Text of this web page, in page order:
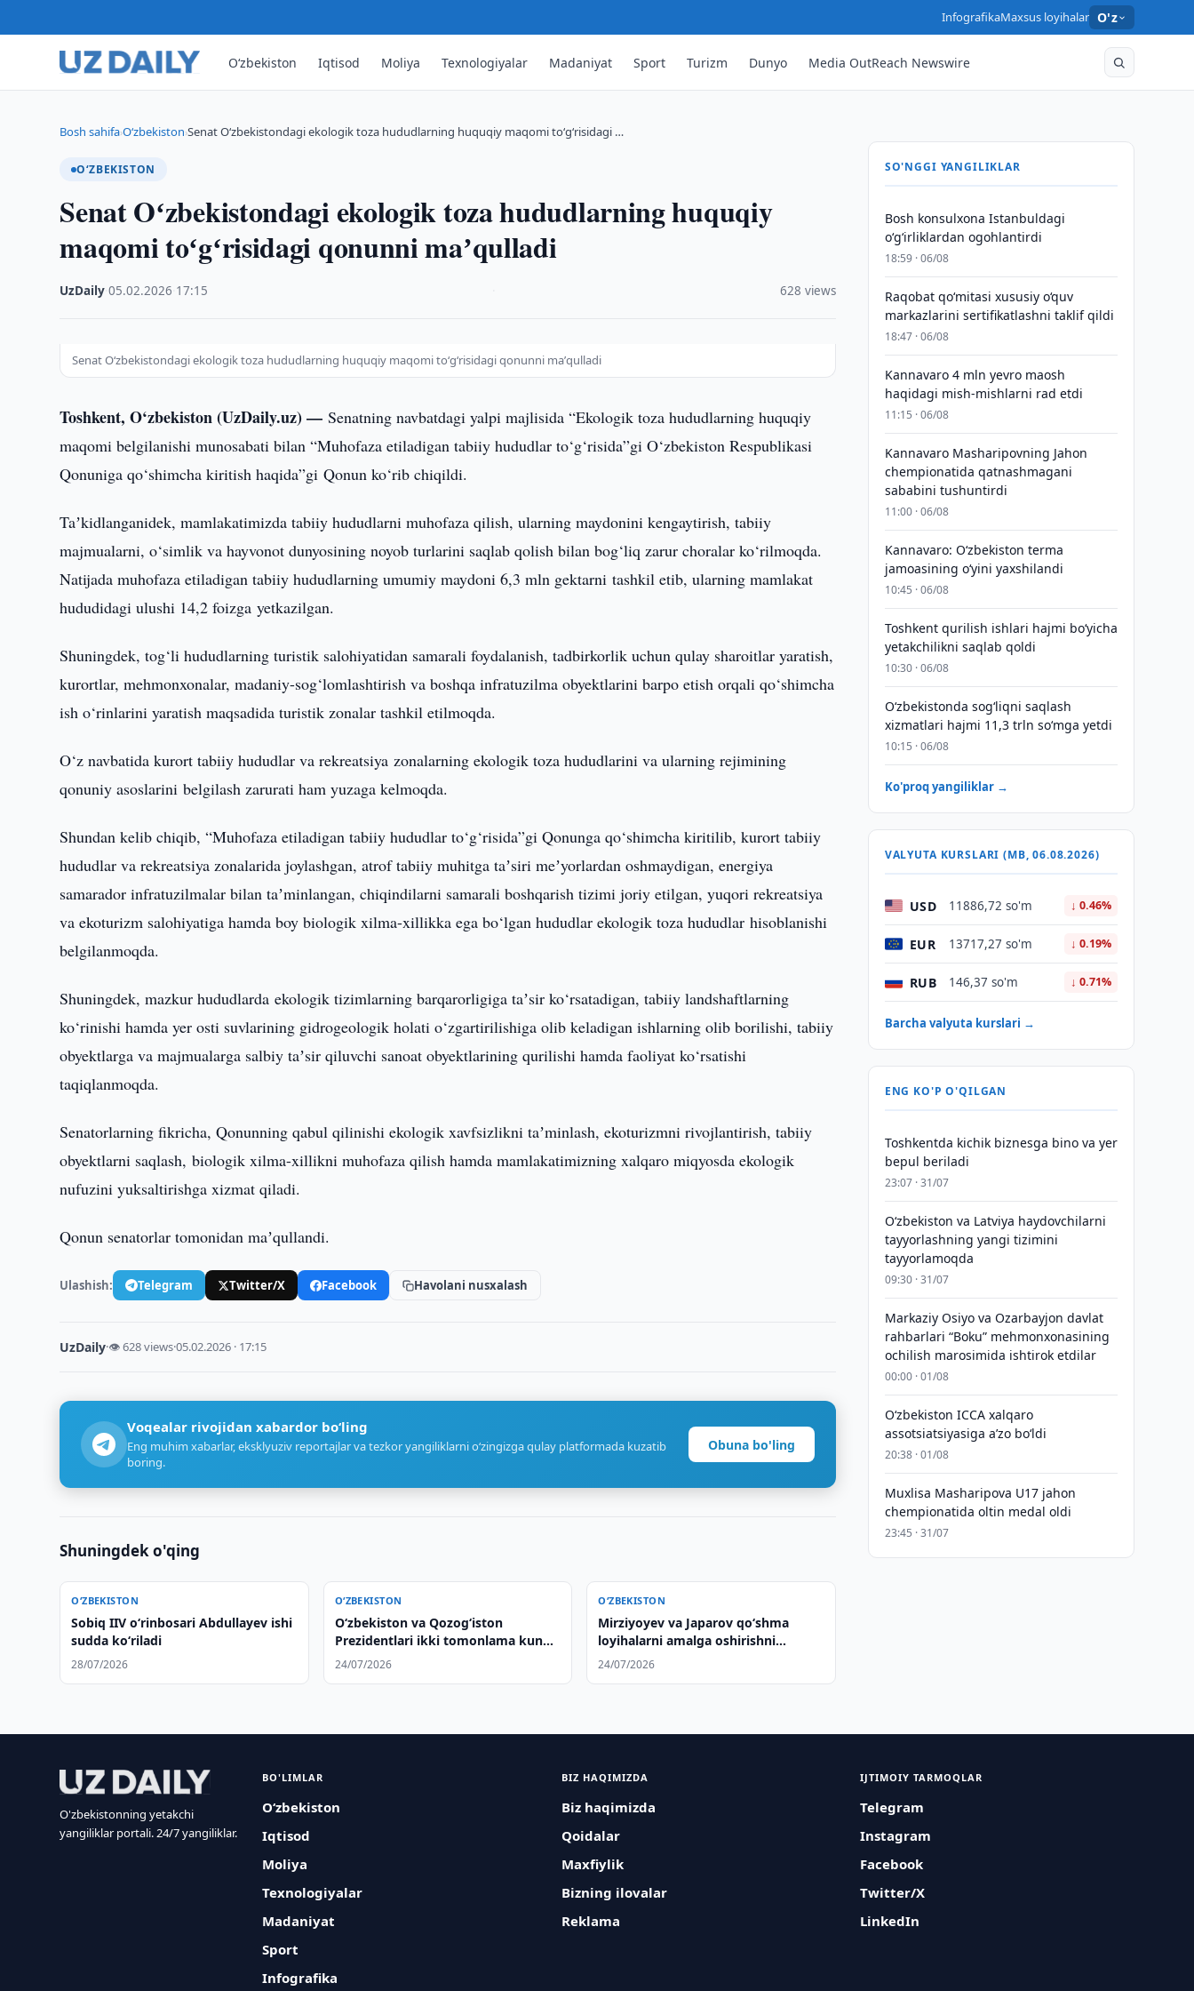
InfografikaMaxsus loyihalar O'z
O‘zbekiston Iqtisod Moliya Texnologiyalar Madaniyat Sport Turizm Dunyo Media OutReach Newswire
Bosh sahifa›O‘zbekiston›Senat Oʻzbekistondagi ekologik toza hududlarning huquqiy maqomi toʻgʻrisidagi …
O‘ZBEKISTON
Senat Oʻzbekistondagi ekologik toza hududlarning huquqiy
maqomi toʻgʻrisidagi qonunni maʼqulladi
UzDaily ·05.02.2026 17:15 628 views
Senat Oʻzbekistondagi ekologik toza hududlarning huquqiy maqomi toʻgʻrisidagi qonunni maʼqulladi
Toshkent, O‘zbekiston (UzDaily.uz) —Senatning navbatdagi yalpi majlisida “Ekologik toza hududlarning huquqiy
maqomi belgilanishi munosabati bilan “Muhofaza etiladigan tabiiy hududlar to‘g‘risida”gi O‘zbekiston Respublikasi
Qonuniga qo‘shimcha kiritish haqida”gi Qonun ko‘rib chiqildi.
Taʼkidlanganidek, mamlakatimizda tabiiy hududlarni muhofaza qilish, ularning maydonini kengaytirish, tabiiy
majmualarni, o‘simlik va hayvonot dunyosining noyob turlarini saqlab qolish bilan bog‘liq zarur choralar ko‘rilmoqda.
Natijada muhofaza etiladigan tabiiy hududlarning umumiy maydoni 6,3 mln gektarni tashkil etib, ularning mamlakat
hududidagi ulushi 14,2 foizga yetkazilgan.
Shuningdek, tog‘li hududlarning turistik salohiyatidan samarali foydalanish, tadbirkorlik uchun qulay sharoitlar yaratish,
kurortlar, mehmonxonalar, madaniy-sog‘lomlashtirish va boshqa infratuzilma obyektlarini barpo etish orqali qo‘shimcha
ish o‘rinlarini yaratish maqsadida turistik zonalar tashkil etilmoqda.
O‘z navbatida kurort tabiiy hududlar va rekreatsiya zonalarning ekologik toza hududlarini va ularning rejimining
qonuniy asoslarini belgilash zarurati ham yuzaga kelmoqda.
Shundan kelib chiqib, “Muhofaza etiladigan tabiiy hududlar to‘g‘risida”gi Qonunga qo‘shimcha kiritilib, kurort tabiiy
hududlar va rekreatsiya zonalarida joylashgan, atrof tabiiy muhitga taʼsiri meʼyorlardan oshmaydigan, energiya
samarador infratuzilmalar bilan taʼminlangan, chiqindilarni samarali boshqarish tizimi joriy etilgan, yuqori rekreatsiya
va ekoturizm salohiyatiga hamda boy biologik xilma-xillikka ega bo‘lgan hududlar ekologik toza hududlar hisoblanishi
belgilanmoqda.
Shuningdek, mazkur hududlarda ekologik tizimlarning barqarorligiga taʼsir ko‘rsatadigan, tabiiy landshaftlarning
ko‘rinishi hamda yer osti suvlarining gidrogeologik holati o‘zgartirilishiga olib keladigan ishlarning olib borilishi, tabiiy
obyektlarga va majmualarga salbiy taʼsir qiluvchi sanoat obyektlarining qurilishi hamda faoliyat ko‘rsatishi
taqiqlanmoqda.
Senatorlarning fikricha, Qonunning qabul qilinishi ekologik xavfsizlikni taʼminlash, ekoturizmni rivojlantirish, tabiiy
obyektlarni saqlash, biologik xilma-xillikni muhofaza qilish hamda mamlakatimizning xalqaro miqyosda ekologik
nufuzini yuksaltirishga xizmat qiladi.
Qonun senatorlar tomonidan maʼqullandi.
Ulashish: Telegram Twitter/X Facebook Havolani nusxalash
UzDaily·👁 628 views·05.02.2026 · 17:15
Voqealar rivojidan xabardor bo‘ling
Eng muhim xabarlar, eksklyuziv reportajlar va tezkor yangiliklarni o‘zingizga qulay platformada kuzatib
boring.
Obuna bo'ling
Shuningdek o'qing
O‘ZBEKISTON
Sobiq IIV o‘rinbosari Abdullayev ishi
sudda ko‘riladi
28/07/2026
O‘ZBEKISTON
O‘zbekiston va Qozog‘iston
Prezidentlari ikki tomonlama kun
tartibidagi masalalarni muhokama
24/07/2026
O‘ZBEKISTON
Mirziyoyev va Japarov qoʻshma
loyihalarni amalga oshirishni
muhokama qilishdi
24/07/2026
SO'NGGI YANGILIKLAR
Bosh konsulxona Istanbuldagi
o‘g‘irliklardan ogohlantirdi
18:59 · 06/08
Raqobat qo‘mitasi xususiy o‘quv
markazlarini sertifikatlashni taklif qildi
18:47 · 06/08
Kannavaro 4 mln yevro maosh
haqidagi mish-mishlarni rad etdi
11:15 · 06/08
Kannavaro Masharipovning Jahon
chempionatida qatnashmagani
sababini tushuntirdi
11:00 · 06/08
Kannavaro: O‘zbekiston terma
jamoasining o‘yini yaxshilandi
10:45 · 06/08
Toshkent qurilish ishlari hajmi bo‘yicha
yetakchilikni saqlab qoldi
10:30 · 06/08
O‘zbekistonda sog‘liqni saqlash
xizmatlari hajmi 11,3 trln so‘mga yetdi
10:15 · 06/08
Ko'proq yangiliklar →
VALYUTA KURSLARI (MB, 06.08.2026)
USD 11886,72 so'm ↓ 0.46%
EUR 13717,27 so'm ↓ 0.19%
RUB 146,37 so'm ↓ 0.71%
Barcha valyuta kurslari →
ENG KO'P O'QILGAN
Toshkentda kichik biznesga bino va yer
bepul beriladi
23:07 · 31/07
Oʻzbekiston va Latviya haydovchilarni
tayyorlashning yangi tizimini
tayyorlamoqda
09:30 · 31/07
Markaziy Osiyo va Ozarbayjon davlat
rahbarlari “Boku” mehmonxonasining
ochilish marosimida ishtirok etdilar
00:00 · 01/08
O‘zbekiston ICCA xalqaro
assotsiatsiyasiga aʼzo bo‘ldi
20:38 · 01/08
Muxlisa Masharipova U17 jahon
chempionatida oltin medal oldi
23:45 · 31/07
O'zbekistonning yetakchi
yangiliklar portali. 24/7 yangiliklar.
BO'LIMLAR
O‘zbekiston
Iqtisod
Moliya
Texnologiyalar
Madaniyat
Sport
Infografika
BIZ HAQIMIZDA
Biz haqimizda
Qoidalar
Maxfiylik
Bizning ilovalar
Reklama
IJTIMOIY TARMOQLAR
Telegram
Instagram
Facebook
Twitter/X
LinkedIn